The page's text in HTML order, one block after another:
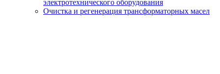
электротехнического оборудования
Очистка и регенерация трансформаторных масел